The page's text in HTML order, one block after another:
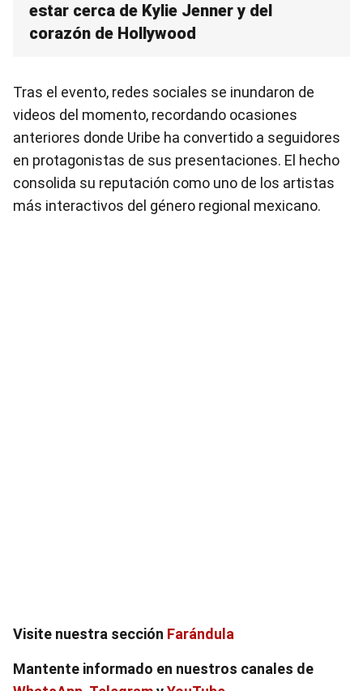
estar cerca de Kylie Jenner y del
corazón de Hollywood
Tras el evento, redes sociales se inundaron de
videos del momento, recordando ocasiones
anteriores donde Uribe ha convertido a seguidores
en protagonistas de sus presentaciones. El hecho
consolida su reputación como uno de los artistas
más interactivos del género regional mexicano.
Visite nuestra sección Farándula
Mantente informado en nuestros canales de